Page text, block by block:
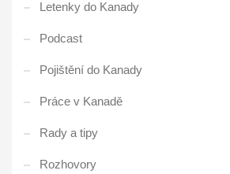
Letenky do Kanady
Podcast
Pojištění do Kanady
Práce v Kanadě
Rady a tipy
Rozhovory